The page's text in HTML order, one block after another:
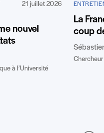
21 juillet 2026
nouvel
à l’Université
La
coup